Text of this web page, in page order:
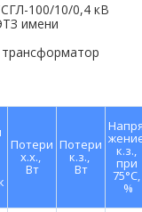
100/10/0,4 кВ
имени
Потери
х.х.,
Вт
Потери
к.з.,
Вт
к.з.,
при
75°С,
%